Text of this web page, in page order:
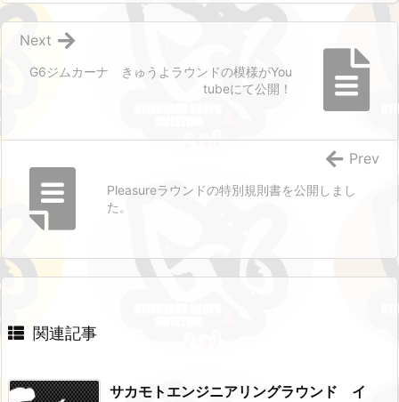
G6ジムカーナ きゅうよラウンドの模様がYou
tubeにて公開！
Next
Pleasureラウンドの特別規則書を公開しまし
た。
Prev
関連記事
サカモトエンジニアリングラウンド イ